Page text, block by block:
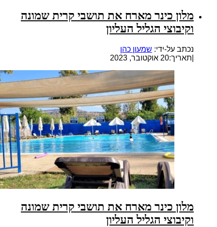
מלון כינר מארח את תושבי קרית שמונה
וקיבוצי הגליל העליון
נכתב על-ידי: שמעון כהן
תאריך:20 אוקטובר, 2023
מלון כינר מארח את תושבי קרית שמונה
וקיבוצי הגליל העליון